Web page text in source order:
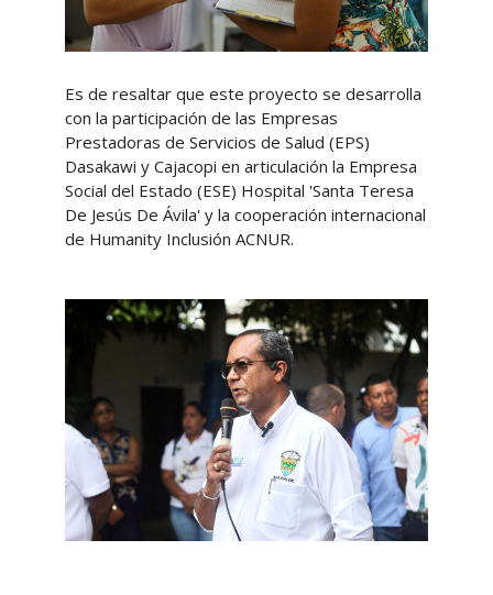
Es de resaltar que este proyecto se desarrolla
con la participación de las Empresas
Prestadoras de Servicios de Salud (EPS)
Dasakawi y Cajacopi en articulación la Empresa
Social del Estado (ESE) Hospital 'Santa Teresa
De Jesús De Ávila' y la cooperación internacional
de Humanity Inclusión ACNUR.